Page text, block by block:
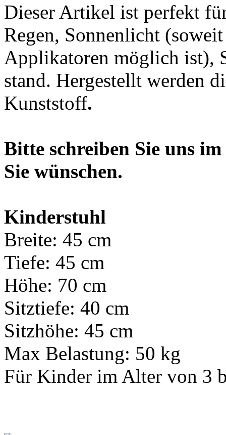
Dieser Artikel ist perfekt
Regen, Sonnenlicht
Applikatoren möglich ist),
stand. Hergestellt werden
Kunststoff.
Bitte schreiben Sie uns
Sie wünschen.
Kinderstuhl
Breite: 45 cm
Tiefe: 45 cm
Höhe: 70 cm
Sitztiefe: 40 cm
Sitzhöhe: 45 cm
Max Belastung: 50 kg
Für Kinder im Alter von 3